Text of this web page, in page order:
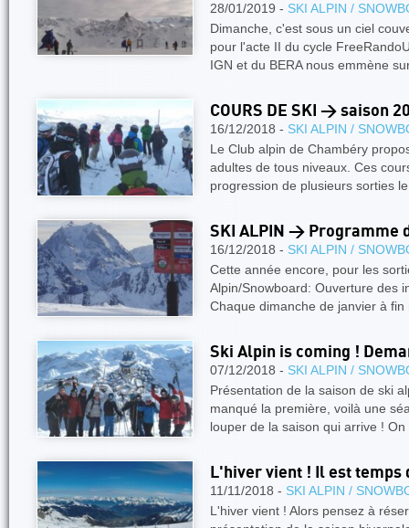
28/01/2019 - SKI ALPIN /
Dimanche, c'est sous un ciel
pour l'acte II du cycle
IGN et du BERA nous emmène
COURS DE SKI > saison
16/12/2018 - SKI ALPIN /
Le Club alpin de Chambéry
adultes de tous niveaux. Ces
progression de plusieurs sorties
SKI ALPIN > Programme
16/12/2018 - SKI ALPIN /
Cette année encore, pour les
Alpin/Snowboard: Ouverture des
Chaque dimanche de janvier à
Ski Alpin is coming !
07/12/2018 - SKI ALPIN /
Présentation de la saison de ski
manqué la première, voilà une
louper de la saison qui arrive ! On
L'hiver vient ! Il est temps
11/11/2018 - SKI ALPIN /
L'hiver vient ! Alors pensez à